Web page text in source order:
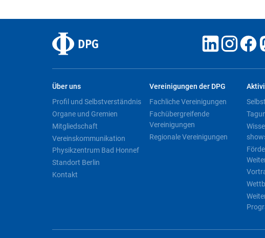
Über uns
Profil und Selbstverständnis
Organe und Gremien
Mitgliedschaft
Vereinskommunikation
Physikzentrum Bad Honnef
Standort Berlin
Kontakt
Vereinigungen der DPG
Fachliche Vereinigungen
Fachübergreifende
Vereinigungen
Regionale Vereinigungen